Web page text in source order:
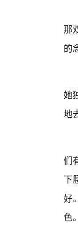
那
的
她
地
们
下
好
色。